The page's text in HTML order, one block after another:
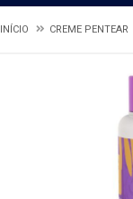
INÍCIO CREME PENTEAR